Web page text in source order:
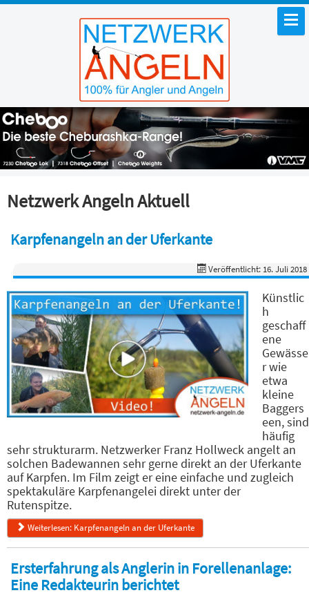
Netzwerk Angeln Aktuell
Karpfenangeln an der Uferkante
Veröffentlicht: 16. Juli 2018
Künstlic
h
geschaff
ene
Gewässe
r wie
etwa
kleine
Baggers
een, sind
häufig
sehr strukturarm. Netzwerker Franz Hollweck angelt an
solchen Badewannen sehr gerne direkt an der Uferkante
auf Karpfen. Im Film zeigt er eine einfache und zugleich
spektakuläre Karpfenangelei direkt unter der
Rutenspitze.
Weiterlesen: Karpfenangeln an der Uferkante
Ersterfahrung als Anglerin in Forellenanlage:
Eine Redakteurin berichtet